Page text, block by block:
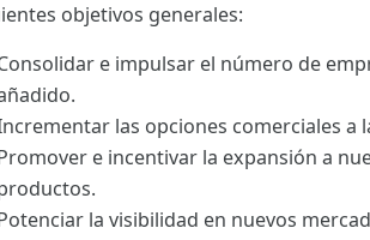
objetivos generales:
e impulsar el número de
las opciones comerciales a
e incentivar la expansión a
la visibilidad en nuevos